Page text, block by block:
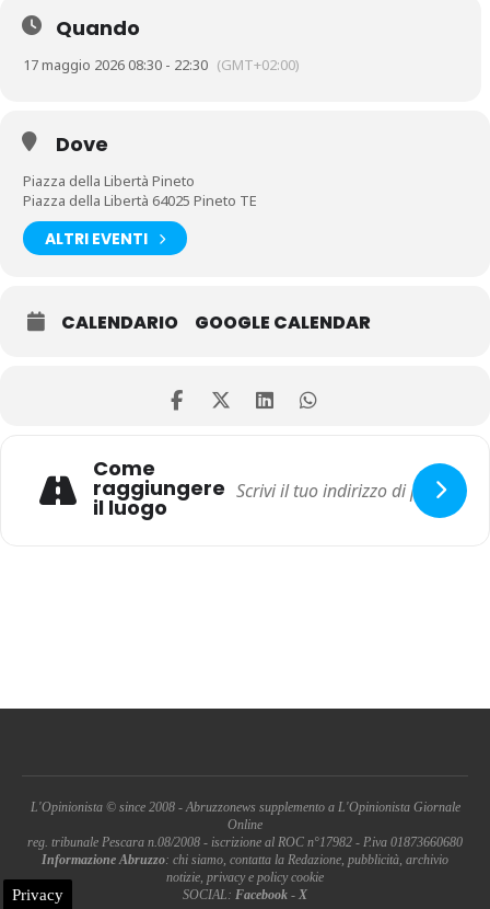
Quando
17 maggio 2026 08:30 - 22:30 (GMT+02:00)
Dove
Piazza della Libertà Pineto
Piazza della Libertà 64025 Pineto TE
ALTRI EVENTI
CALENDARIO GOOGLE CALENDAR
Come
raggiungere
il luogo
L'Opinionista © since 2008 - Abruzzonews supplemento a L'Opinionista Giornale
Online
reg. tribunale Pescara n.08/2008 - iscrizione al ROC n°17982 - P.iva 01873660680
Informazione Abruzzo: chi siamo, contatta la Redazione, pubblicità, archivio
notizie, privacy e policy cookie
SOCIAL: Facebook - X
Privacy